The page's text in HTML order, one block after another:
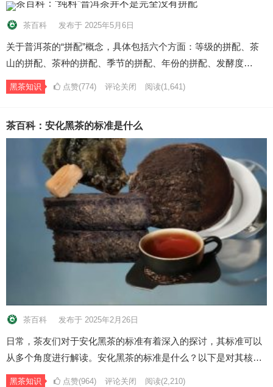
茶百科 发布于 2025年5月6日
关于普洱茶的“拼配”概念，具体包括六个方面：等级的拼配、茶
山的拼配、茶种的拼配、季节的拼配、年份的拼配、发酵度…
黑茶知识 点赞(774) 评论关闭 阅读(1,641)
茶百科：安化黑茶的标准是什么
茶百科 发布于 2025年2月26日
日常，茶友们对于安化黑茶的标准有着深入的探讨，其标准可以
从多个角度进行解读。安化黑茶的标准是什么？以下是对其核…
黑茶知识 点赞(964) 评论关闭 阅读(2,210)